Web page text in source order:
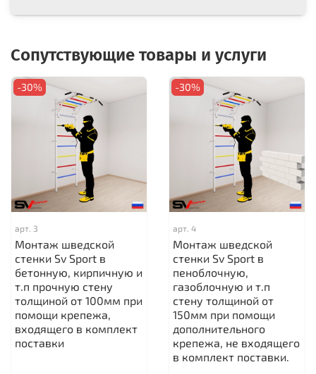
Сопутствующие товары и услуги
-30%
арт. 3
Монтаж шведской
стенки Sv Sport в
бетонную, кирпичную и
т.п прочную стену
толщиной от 100мм при
помощи крепежа,
входящего в комплект
поставки
-30%
арт. 4
Монтаж шведской
стенки Sv Sport в
пеноблочную,
газоблочную и т.п
стену толщиной от
150мм при помощи
дополнительного
крепежа, не входящего
в комплект поставки.